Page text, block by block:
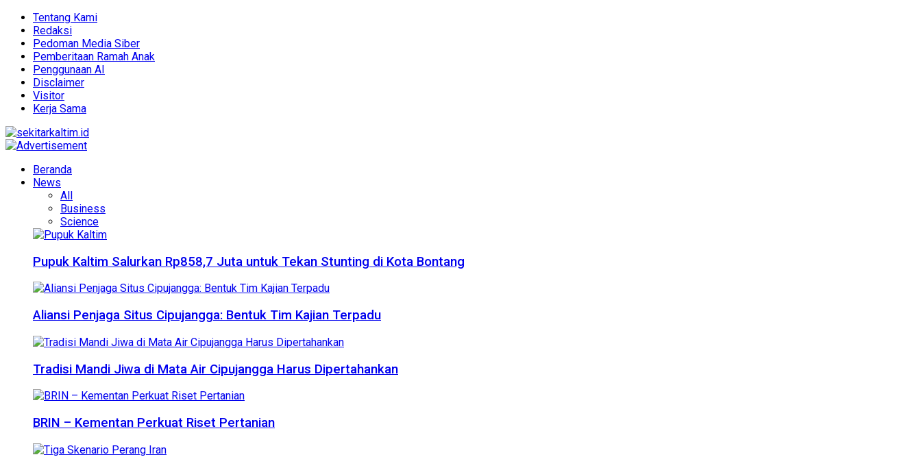
Tentang Kami
Redaksi
Pedoman Media Siber
Pemberitaan Ramah Anak
Penggunaan AI
Disclaimer
Visitor
Kerja Sama
Beranda
News
All
Business
Science
Pupuk Kaltim Salurkan Rp858,7 Juta untuk Tekan Stunting di Kota Bontang
Aliansi Penjaga Situs Cipujangga: Bentuk Tim Kajian Terpadu
Tradisi Mandi Jiwa di Mata Air Cipujangga Harus Dipertahankan
BRIN – Kementan Perkuat Riset Pertanian